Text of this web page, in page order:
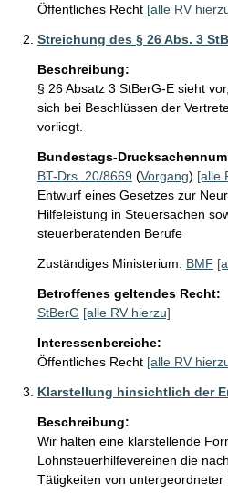
Öffentliches Recht [alle RV
Streichung des § 26 Abs. 3
Beschreibung:
§ 26 Absatz 3 StBerG-E sieht
sich bei Beschlüssen der
vorliegt.
Bundestags-
BT-Drs. 20/8669 (Vorgang) [alle
Entwurf eines Gesetzes zur
Hilfeleistung in Steuersachen
steuerberatenden Berufe
Zuständiges Ministerium: BMF
Betroffenes geltendes Recht:
StBerG [alle RV hierzu]
Interessenbereiche:
Öffentliches Recht [alle RV
Klarstellung hinsichtlich der
Beschreibung:
Wir halten eine klarstellende
Lohnsteuerhilfevereinen die
Tätigkeiten von